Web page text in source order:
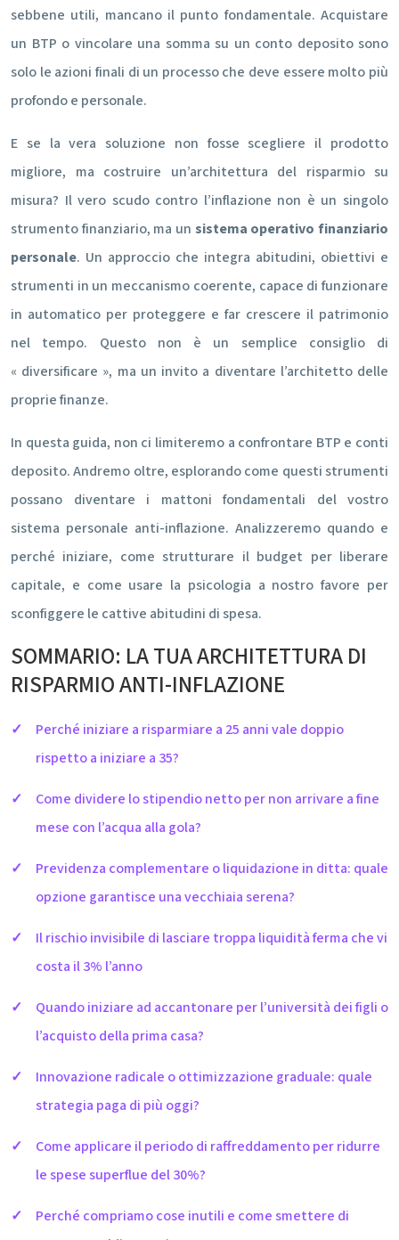
sebbene utili, mancano il punto fondamentale. Acquistare
un BTP o vincolare una somma su un conto deposito sono
solo le azioni finali di un processo che deve essere molto più
profondo e personale.
E se la vera soluzione non fosse scegliere il prodotto
migliore, ma costruire un’architettura del risparmio su
misura? Il vero scudo contro l’inflazione non è un singolo
strumento finanziario, ma un sistema operativo finanziario
personale. Un approccio che integra abitudini, obiettivi e
strumenti in un meccanismo coerente, capace di funzionare
in automatico per proteggere e far crescere il patrimonio
nel tempo. Questo non è un semplice consiglio di
« diversificare », ma un invito a diventare l’architetto delle
proprie finanze.
In questa guida, non ci limiteremo a confrontare BTP e conti
deposito. Andremo oltre, esplorando come questi strumenti
possano diventare i mattoni fondamentali del vostro
sistema personale anti-inflazione. Analizzeremo quando e
perché iniziare, come strutturare il budget per liberare
capitale, e come usare la psicologia a nostro favore per
sconfiggere le cattive abitudini di spesa.
SOMMARIO: LA TUA ARCHITETTURA DI
RISPARMIO ANTI-INFLAZIONE
Perché iniziare a risparmiare a 25 anni vale doppio
rispetto a iniziare a 35?
Come dividere lo stipendio netto per non arrivare a fine
mese con l’acqua alla gola?
Previdenza complementare o liquidazione in ditta: quale
opzione garantisce una vecchiaia serena?
Il rischio invisibile di lasciare troppa liquidità ferma che vi
costa il 3% l’anno
Quando iniziare ad accantonare per l’università dei figli o
l’acquisto della prima casa?
Innovazione radicale o ottimizzazione graduale: quale
strategia paga di più oggi?
Come applicare il periodo di raffreddamento per ridurre
le spese superflue del 30%?
Perché compriamo cose inutili e come smettere di